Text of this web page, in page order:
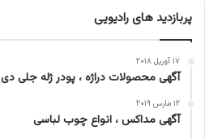
پربازدید های رادیویی
۱۷ آوریل ۲۰۱۸
آگهی محصولات دراژه ، پودر ژله جلی دی
۱۲ مارس ۲۰۱۹
آگهی مداکس ، انواع چوب لباسی